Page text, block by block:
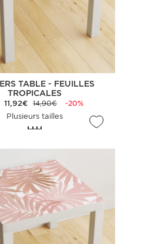
TABLE - FEUILLES
TROPICALES
11,92€ 14,90€
-20%
Plusieurs tailles